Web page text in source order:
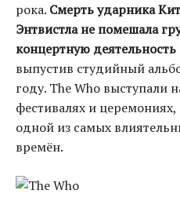
рока. Смерть ударника
Энтвистла не помешала
концертную деятельность
выпустив студийный
году. The Who выступали
фестивалях и
одной из самых
времён.